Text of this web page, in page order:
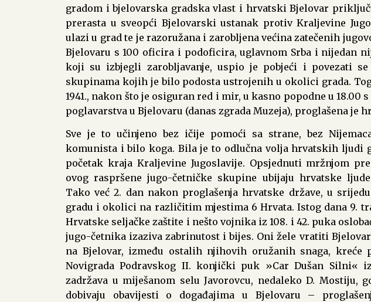
gradom i bjelovarska gradska vlast i hrvatski Bjelovar
prerasta u sveopći Bjelovarski ustanak protiv Kraljevine
ulazi u grad te je razoružana i zarobljena većina zatečenih
Bjelovaru s 100 oficira i podoficira, uglavnom Srba i nijedan
koji su izbjegli zarobljavanje, uspio je pobjeći i povezati
skupinama kojih je bilo podosta ustrojenih u okolici grada.
1941., nakon što je osiguran red i mir, u kasno popodne u 18.00
poglavarstva u Bjelovaru (danas zgrada Muzeja), proglašena je
Sve je to učinjeno bez ičije pomoći sa strane, bez
komunista i bilo koga. Bila je to odlučna volja hrvatskih ljudi
početak kraja Kraljevine Jugoslavije. Opsjednuti mržnjom
ovog raspršene jugo-četničke skupine ubijaju hrvatske
Tako već 2. dan nakon proglašenja hrvatske države, u
gradu i okolici na različitim mjestima 6 Hrvata. Istog dana 9.
Hrvatske seljačke zaštite i nešto vojnika iz 108. i 42. puka
jugo-četnika izaziva zabrinutost i bijes. Oni žele vratiti
na Bjelovar, između ostalih njihovih oružanih snaga, kreće
Novigrada Podravskog II. konjički puk »Car Dušan Silni«
zadržava u miješanom selu Javorovcu, nedaleko D. Mostiju,
dobivaju obavijesti o događajima u Bjelovaru –